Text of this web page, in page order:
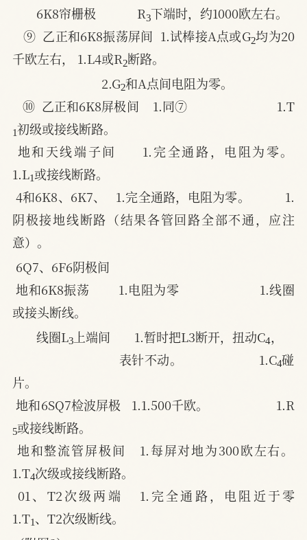
6K8帘栅极            R 下端时，约1000欧左右。
⑨  乙正和6K8振荡屏间  1.试棒接A点或G2均为20
千欧左右， 1.L4或R2断路。
2.G2和A点间电阻为零。
⑩  乙正和6K8屏极间    1.同⑦                          1.T
1
初级或接线断路。
地和天线端子间     1.完全通路，电阻为零。
1.L1或接线断路。
4和6K8、6K7、   1.完全通路，电阻为零。          1.
阴极接地线断路（结果各管回路全部不通，应注
意）。
6Q7、6F6阴极间
地和6K8振荡        1.电阻为零                      1.线圈
或接头断线。
线圈L 上端间       1.暂时把L3断开，扭动C ，
表针不动。                    1.C 碰
片。
地和6SQ7检波屏极   1.1.500千欧。                   1.R
5或接线断路。
地和整流管屏极间   1.每屏对地为300欧左右。
1.T4次级或接线断路。
01、T2次级两端   1.完全通路，电阻近于零
1.T1、T2次级断线。